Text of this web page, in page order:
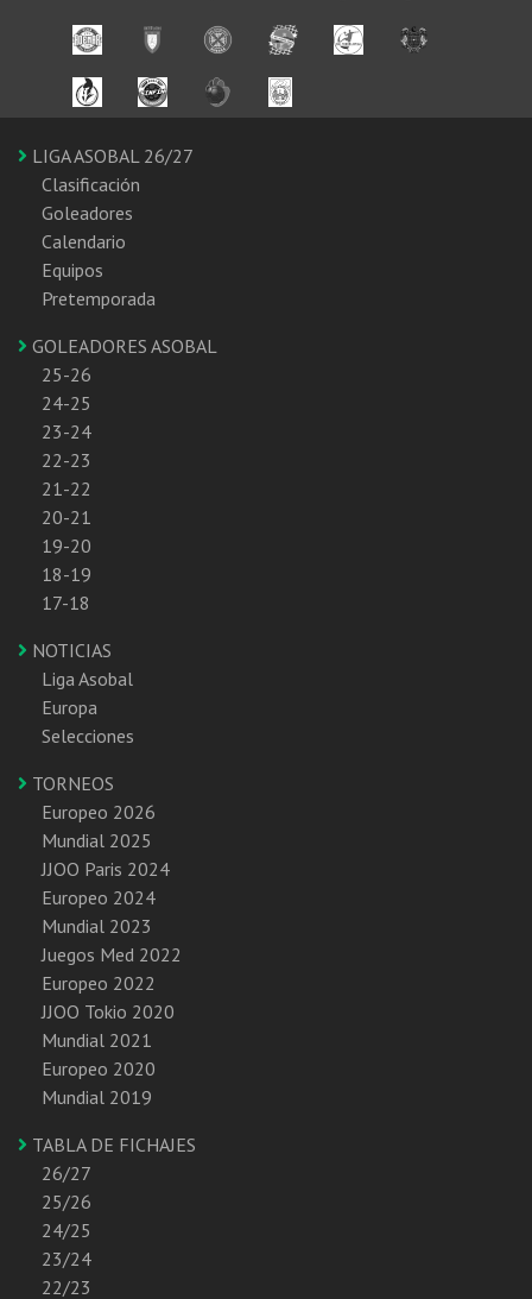
LIGA ASOBAL 26/27
Clasificación
Goleadores
Calendario
Equipos
Pretemporada
GOLEADORES ASOBAL
25-26
24-25
23-24
22-23
21-22
20-21
19-20
18-19
17-18
NOTICIAS
Liga Asobal
Europa
Selecciones
TORNEOS
Europeo 2026
Mundial 2025
JJOO Paris 2024
Europeo 2024
Mundial 2023
Juegos Med 2022
Europeo 2022
JJOO Tokio 2020
Mundial 2021
Europeo 2020
Mundial 2019
TABLA DE FICHAJES
26/27
25/26
24/25
23/24
22/23